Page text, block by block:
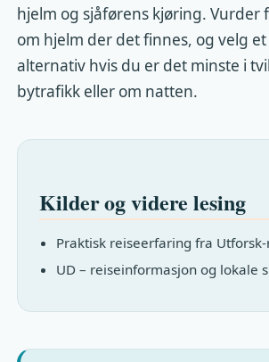
hjelm og sjåførens kjøring. Vurder
om hjelm der det finnes, og velg
alternativ hvis du er det minste i
bytrafikk eller om natten.
Kilder og videre lesing
Praktisk reiseerfaring fra
UD – reiseinformasjon og lokale